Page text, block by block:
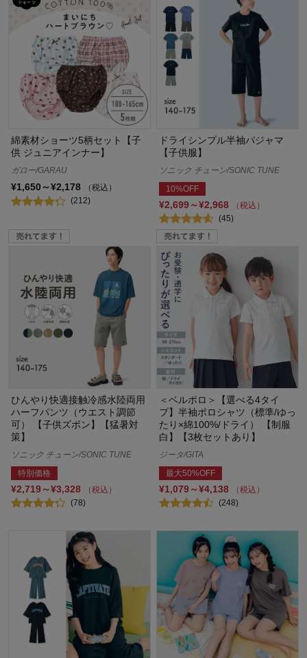
綿素材ショーツ5柄セット【子
供 ジュニアインナー】
ガロー/GARAU
¥1,650～¥2,178
（税込）
(212)
ドライシンプル半袖パジャマ
【子供服】
ソニック チューン/SONIC TUNE
10%OFF
¥2,699～¥2,968
（税込）
(45)
ひんやり快適接触冷感水陸両用
ハーフパンツ（ウエスト調節
可） 【子供ズボン】【猛暑対
策】
ソニック チューン/SONIC TUNE
特別価格
¥2,719～¥3,328
（税込）
(78)
＜ベルポロ＞【選べる4タイ
プ】半袖ポロシャツ（標準/ゆっ
たり×綿100%/ドライ） 【制服
白】【3枚セットあり】
ジータ/GITA
最大50%OFF
¥1,079～¥4,138
（税込）
(248)